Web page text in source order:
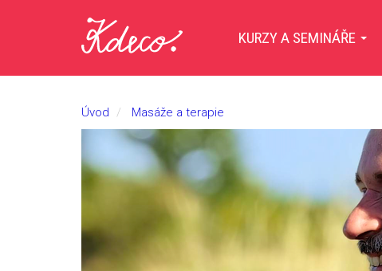
KURZY A SEMINÁŘE
Úvod Masáže a terapie